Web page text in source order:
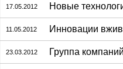
17.05.2012 Новые
11.05.2012 Инновации
23.03.2012 Группа